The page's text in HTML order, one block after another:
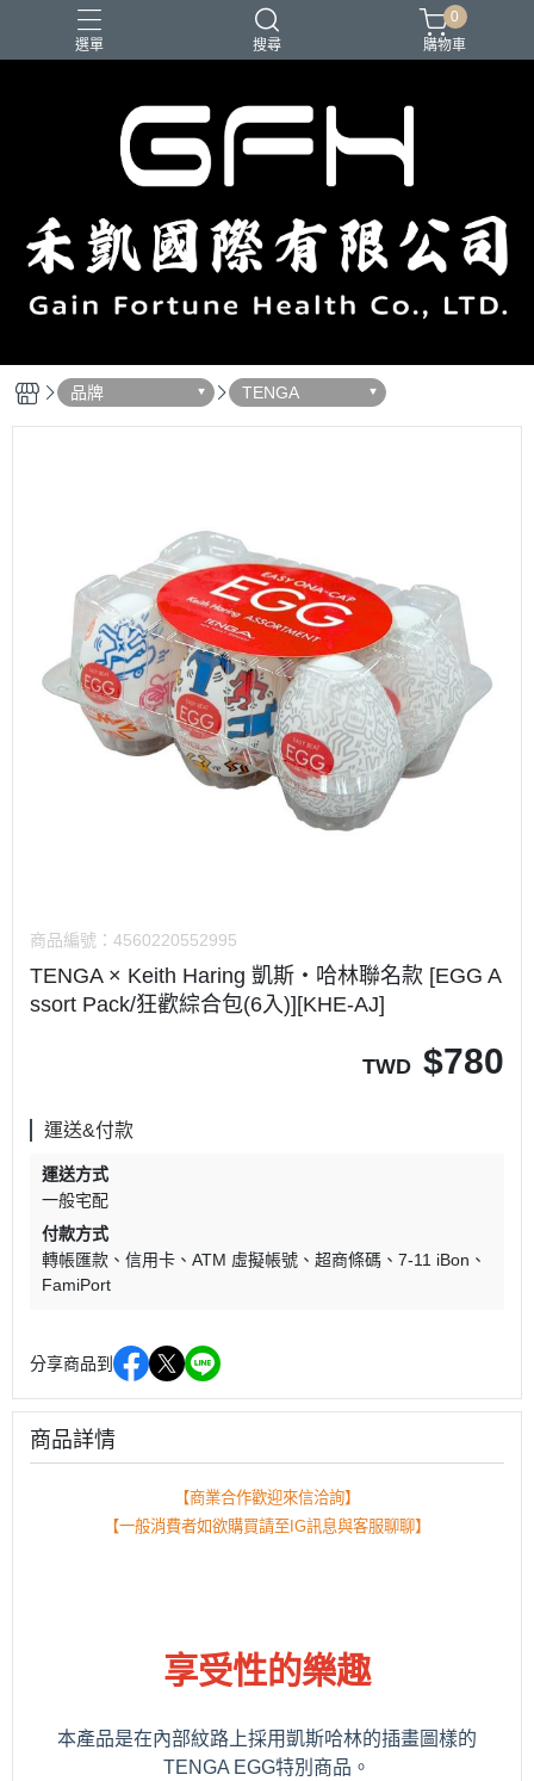
選單 搜尋
0
購物車
品牌 TENGA
商品編號： 4560220552995
TENGA × Keith Haring 凱斯・哈林聯名款 [EGG A
ssort Pack/狂歡綜合包(6入)][KHE-AJ]
TWD $780
運送&付款
運送方式
一般宅配
付款方式
轉帳匯款
信用卡 ATM 虛擬帳號 超商條碼
7-11 iBon
FamiPort
分享商品到
商品詳情
【商業合作歡迎來信洽詢】
【一般消費者如欲購買請至IG訊息與客服聊聊】
享受性的樂趣
本產品是在內部紋路上採用凱斯哈林的插畫圖樣的
TENGA EGG特別商品。